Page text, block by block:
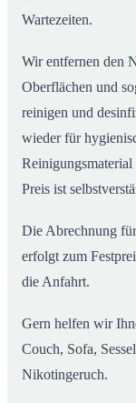
Wartezeiten.
Wir entfernen den
Oberflächen und
reinigen und
wieder für
Preis ist
Die Abrechnung
erfolgt zum
die Anfahrt.
Gern helfen wir
Couch, Sofa,
Nikotingeruch.